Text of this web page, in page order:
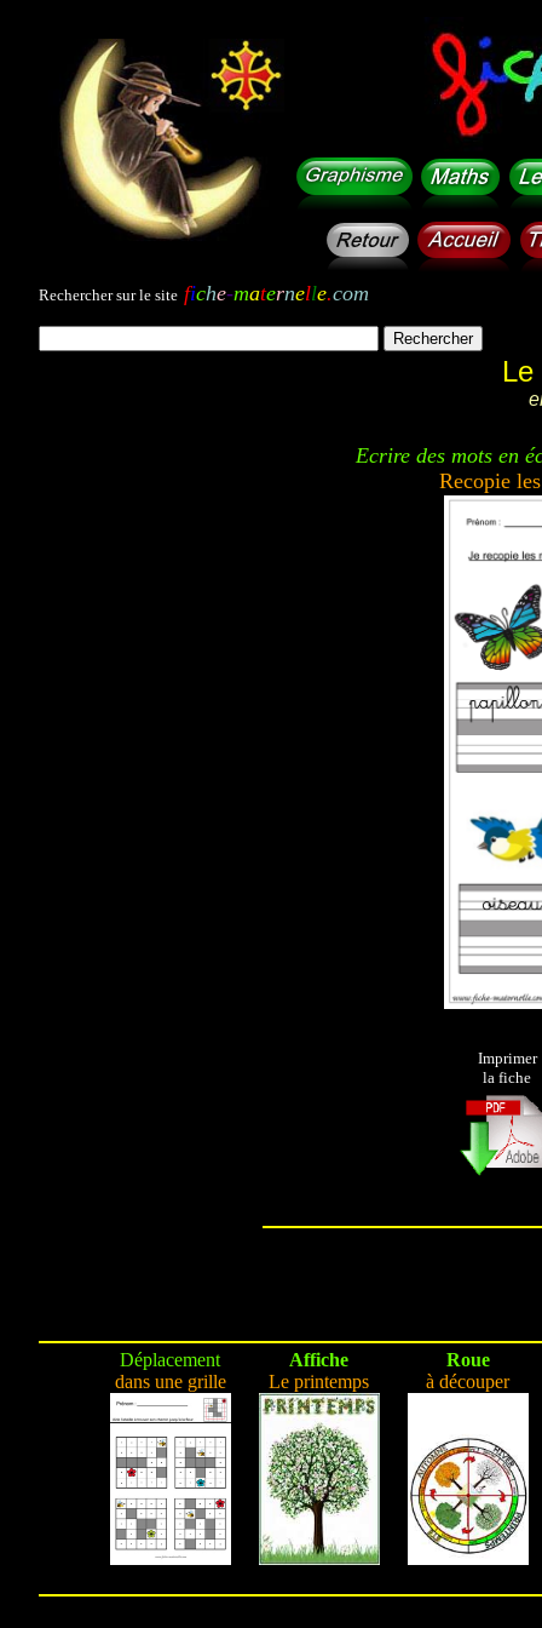
Rechercher sur le site fiche-maternelle.com
Ecrire des mots en
Recopie
Imprimer
la fiche
Déplacement
dans une grille
Affiche
Le printemps
Roue
à découper